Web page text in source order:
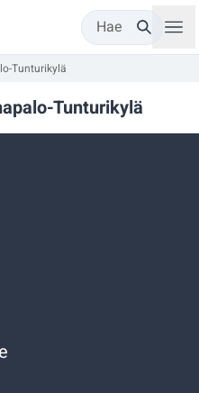
Hae
Tunturikylä
Tunturikylä